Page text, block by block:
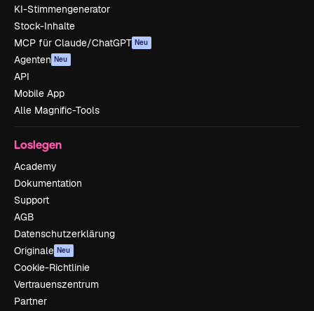
KI-Stimmengenerator
Stock-Inhalte
MCP für Claude/ChatGPT Neu
Agenten Neu
API
Mobile App
Alle Magnific-Tools
Loslegen
Academy
Dokumentation
Support
AGB
Datenschutzerklärung
Originale Neu
Cookie-Richtlinie
Vertrauenszentrum
Partner